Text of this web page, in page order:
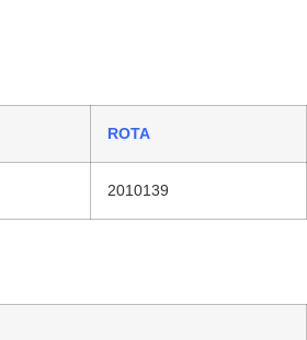
ROTA
2010139